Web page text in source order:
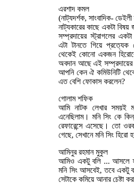
এরশাদ কমল
(নাট্যদর্শক, সাংবাদিক- ডেইলী
নাট্যকারের কাছে একটা
সম্প্রদায়ের স্ট্রাগলের
এটা টানতে গিয়ে প্রত্যেক
থেকেই কোনো একজন
অবদান আছে এই
আপনি কেন ঐ কমিউনিটি
এত বেশি ফোকাস করলেন?
গোলাম শফিক
আমি নাটক লেখার সময়ই
এনেছিলাম। মনি সিং কে
রেফারেন্সে এসেছে। তো
গেছে, সেখানে মনি সিং
আমিনুর রহমান মুকুল
আমিও একটু বলি ... আসলে
মনি সিং আসবেই, তবে একটু
সেটাকে কমিয়ে আনার চেষ্টা